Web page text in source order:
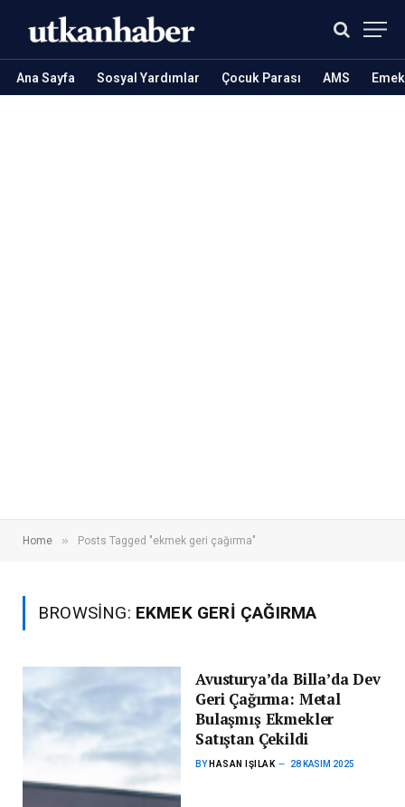
Ana Sayfa Sosyal Yardımlar Çocuk Parası AMS
Home » Posts Tagged "ekmek geri çağırma"
BROWSING: EKMEK GERI ÇAĞIRMA
Avusturya’da Billa’da Dev
Geri Çağırma: Metal
Bulaşmış Ekmekler
Satıştan Çekildi
BY HASAN IŞILAK 28 KASIM 2025